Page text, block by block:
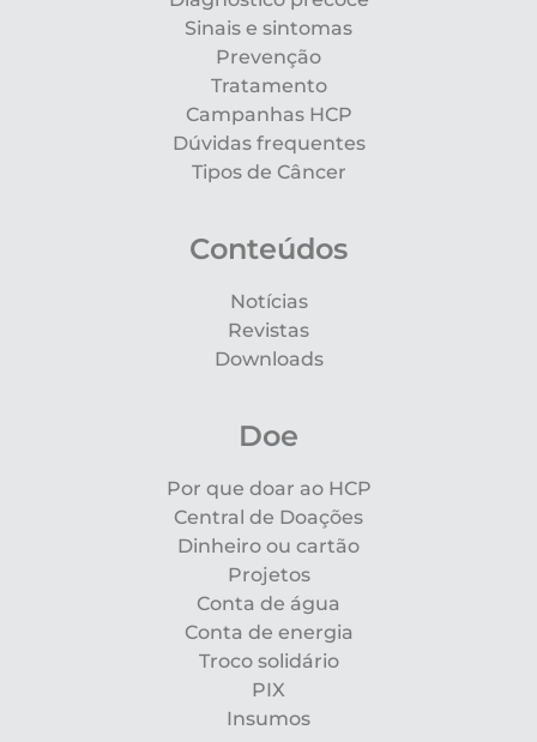
Sinais e sintomas
Prevenção
Tratamento
Campanhas HCP
Dúvidas frequentes
Tipos de Câncer
Conteúdos
Notícias
Revistas
Downloads
Doe
Por que doar ao HCP
Central de Doações
Dinheiro ou cartão
Projetos
Conta de água
Conta de energia
Troco solidário
PIX
Insumos